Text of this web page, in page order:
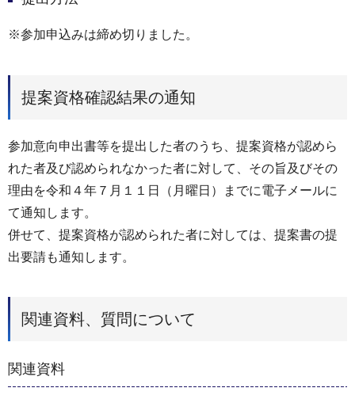
※参加申込みは締め切りました。
提案資格確認結果の通知
参加意向申出書等を提出した者のうち、提案資格が認めら
れた者及び認められなかった者に対して、その旨及びその
理由を令和４年７月１１日（月曜日）までに電子メールに
て通知します。
併せて、提案資格が認められた者に対しては、提案書の提
出要請も通知します。
関連資料、質問について
関連資料